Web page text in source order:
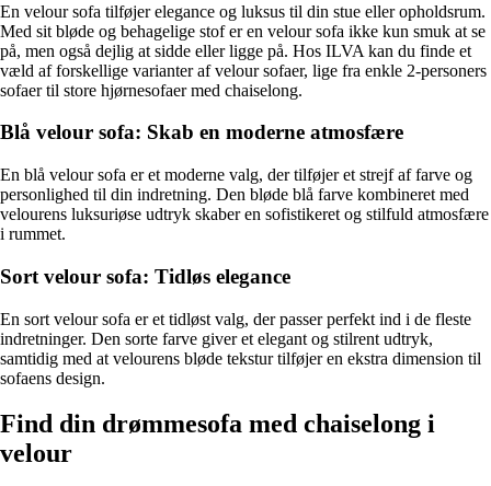
En velour sofa tilføjer elegance og luksus til din stue eller opholdsrum.
Med sit bløde og behagelige stof er en velour sofa ikke kun smuk at se
på, men også dejlig at sidde eller ligge på. Hos ILVA kan du finde et
væld af forskellige varianter af velour sofaer, lige fra enkle 2-personers
sofaer til store hjørnesofaer med chaiselong.
Blå velour sofa: Skab en moderne atmosfære
En blå velour sofa er et moderne valg, der tilføjer et strejf af farve og
personlighed til din indretning. Den bløde blå farve kombineret med
velourens luksuriøse udtryk skaber en sofistikeret og stilfuld atmosfære
i rummet.
Sort velour sofa: Tidløs elegance
En sort velour sofa er et tidløst valg, der passer perfekt ind i de fleste
indretninger. Den sorte farve giver et elegant og stilrent udtryk,
samtidig med at velourens bløde tekstur tilføjer en ekstra dimension til
sofaens design.
Find din drømmesofa med chaiselong i
velour